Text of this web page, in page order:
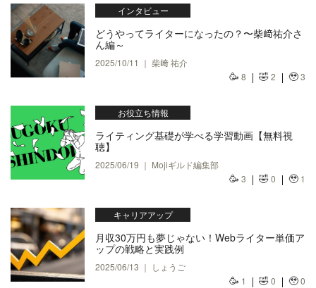
インタビュー
どうやってライターになったの？〜柴﨑祐介さ
ん編～
2025/10/11 ｜ 柴﨑 祐介
🥳 8 🤣2 🥹3
お役立ち情報
ライティング基礎が学べる学習動画【無料視
聴】
2025/06/19 ｜ Mojiギルド編集部
🥳 3 🤣0 🥹 1
キャリアアップ
月収30万円も夢じゃない！Webライター単価ア
ップの戦略と実践例
2025/06/13 ｜ しょうご
🥳 1 🤣0 🥹0